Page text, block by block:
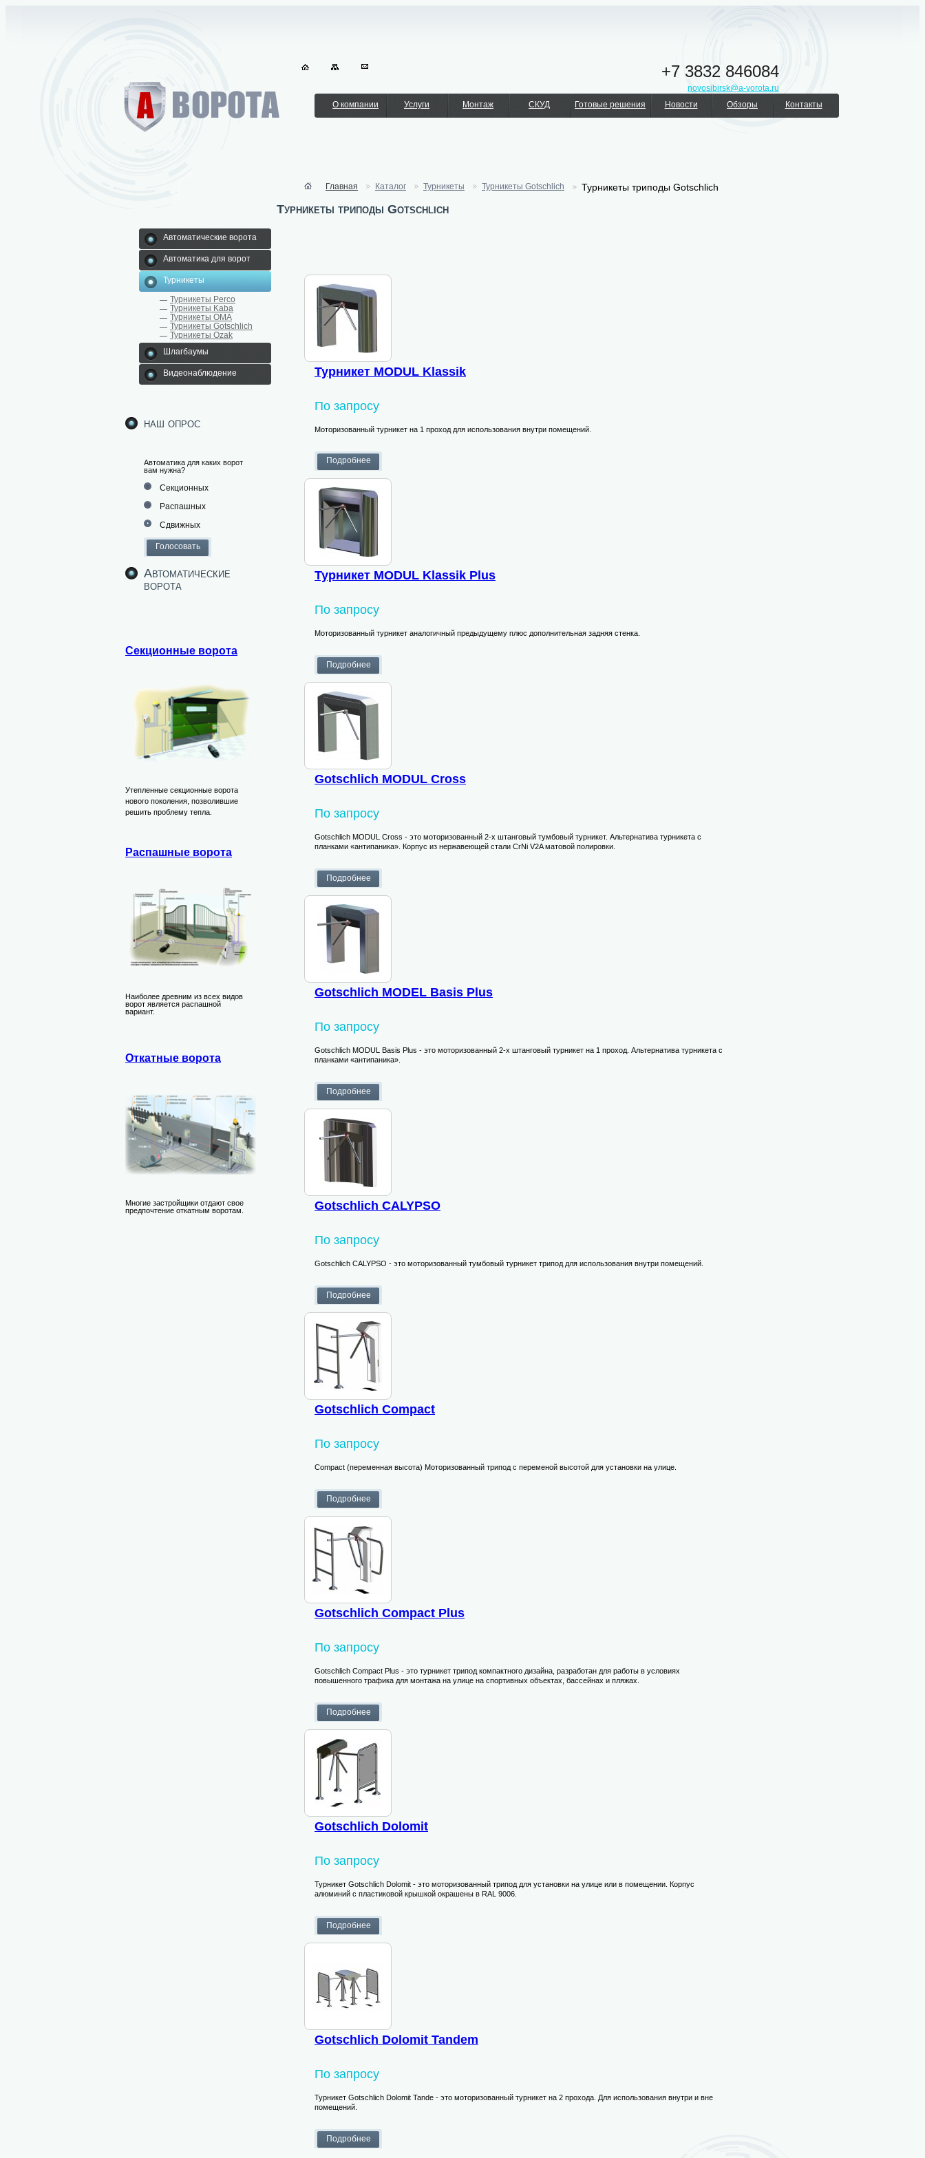
+7 3832 846084
novosibirsk@a-vorota.ru
О компании
Услуги Монтаж СКУД Готовые решения Новости Обзоры Контакты
Автоматические ворота
Автоматика для ворот
Турникеты
Турникеты Perco
Турникеты Kaba
Турникеты ОМА
Турникеты Gotschlich
Турникеты Ozak
Шлагбаумы
Видеонаблюдение
наш опрос
Автоматика для каких ворот
вам нужна?
Секционных
Распашных
Сдвижных
Автоматические
ворота
Секционные ворота
Утепленные секционные ворота
нового поколения, позволившие
решить проблему тепла.
Распашные ворота
Наиболее древним из всех видов
ворот является распашной
вариант.
Откатные ворота
Многие застройщики отдают свое
предпочтение откатным воротам.
Главная Каталог Турникеты Турникеты Gotschlich Турникеты триподы Gotschlich
Турникеты триподы Gotschlich
Турникет MODUL Klassik
По запросу
Моторизованный турникет на 1 проход для использования внутри помещений.
Турникет MODUL Klassik Plus
По запросу
Моторизованный турникет аналогичный предыдущему плюс дополнительная задняя стенка.
Gotschlich MODUL Cross
По запросу
Gotschlich MODUL Cross - это моторизованный 2-х штанговый тумбовый турникет. Альтернатива турникета с
планками «антипаника». Корпус из нержавеющей стали CrNi V2A матовой полировки.
Gotschlich MODEL Basis Plus
По запросу
Gotschlich MODUL Basis Plus - это моторизованный 2-х штанговый турникет на 1 проход. Альтернатива турникета с
планками «антипаника».
Gotschlich CALYPSO
По запросу
Gotschlich CALYPSO - это моторизованный тумбовый турникет трипод для использования внутри помещений.
Gotschlich Compact
По запросу
Compact (переменная высота) Моторизованный трипод с переменой высотой для установки на улице.
Gotschlich Compact Plus
По запросу
Gotschlich Compact Plus - это турникет трипод компактного дизайна, разработан для работы в условиях
повышенного трафика для монтажа на улице на спортивных объектах, бассейнах и пляжах.
Gotschlich Dolomit
По запросу
Турникет Gotschlich Dolomit - это моторизованный трипод для установки на улице или в помещении. Корпус
алюминий с пластиковой крышкой окрашены в RAL 9006.
Gotschlich Dolomit Tandem
По запросу
Турникет Gotschlich Dolomit Tande - это моторизованный турникет на 2 прохода. Для использования внутри и вне
помещений.